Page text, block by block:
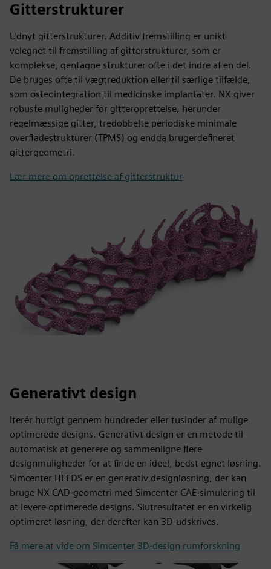
Gitterstrukturer
Udnyt gitterstrukturer. Additiv fremstilling er unikt
velegnet til fremstilling af gitterstrukturer, som er
komplekse, gentagne strukturer ofte i det indre af en del.
De bruges ofte til vægtreduktion eller til særlige tilfælde,
som osteointegration til medicinske implantater. NX giver
robuste muligheder for gitteroprettelse, herunder
regelmæssige gitter, tredobbelte periodiske minimale
overfladestrukturer (TPMS) og endda brugerdefineret
gittergeometri.
Lær mere om oprettelse af gitterstruktur
Generativt design
Iterér hurtigt gennem hundreder eller tusinder af mulige
optimerede designs. Generativt design er en metode til
automatisk at generere og sammenligne flere
designmuligheder for at finde en ideel, bedst egnet løsning.
Simcenter HEEDS er en generativ designløsning, der kan
bruge NX CAD-geometri med Simcenter CAE-simulering til
at levere optimerede designs. Slutresultatet er en virkelig
optimeret løsning, der derefter kan 3D-udskrives.
Få mere at vide om Simcenter 3D-design rumforskning